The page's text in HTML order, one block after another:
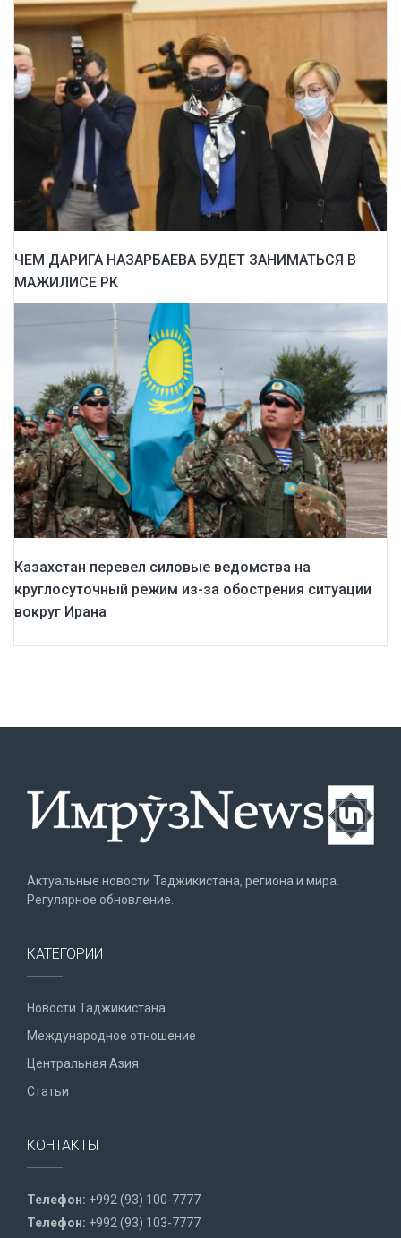
ЧЕМ ДАРИГА НАЗАРБАЕВА БУДЕТ ЗАНИМАТЬСЯ В
МАЖИЛИСЕ РК
Казахстан перевел силовые ведомства на
круглосуточный режим из-за обострения ситуации
вокруг Ирана
Актуальные новости Таджикистана, региона и мира.
Регулярное обновление.
КАТЕГОРИИ
Новости Таджикистана
Международное отношение
Центральная Азия
Статьи
КОНТАКТЫ
Телефон: +992 (93) 100-7777
Телефон: +992 (93) 103-7777